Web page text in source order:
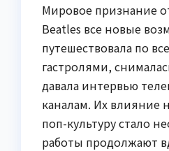
Мировое признание
Beatles все новые
путешествовала по
гастролями,
давала интервью
каналам. Их влияние
поп-культуру стало
работы продолжают